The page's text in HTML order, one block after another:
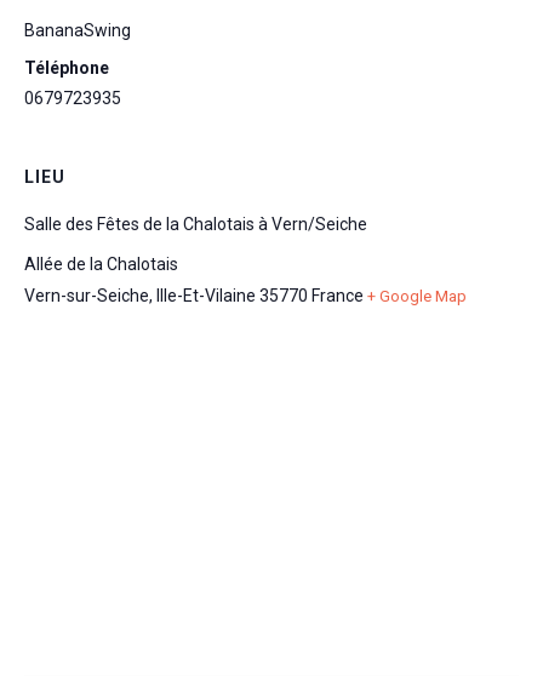
BananaSwing
Téléphone
0679723935
LIEU
Salle des Fêtes de la Chalotais à Vern/Seiche
Allée de la Chalotais
Vern-sur-Seiche, Ille-Et-Vilaine 35770 France + Google Map